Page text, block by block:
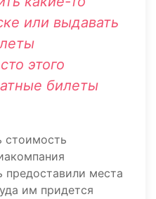
или выдавать
этого
билеты
стоимость
предоставили места
им придется